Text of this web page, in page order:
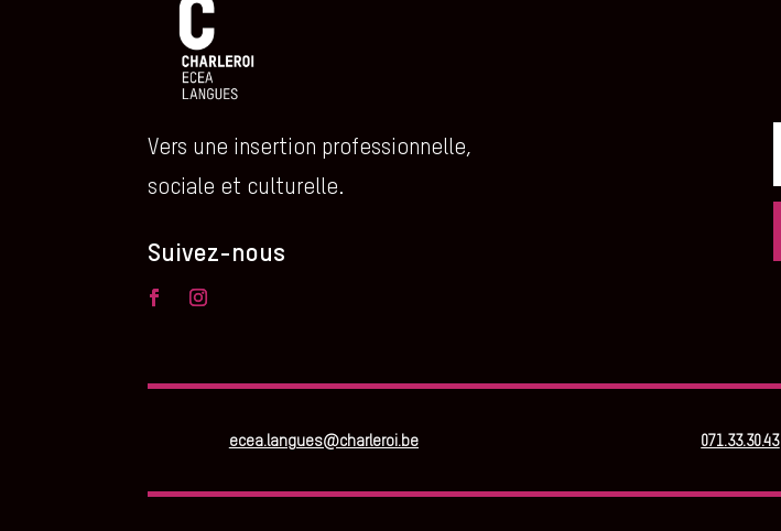
Vers une insertion professionnelle,
sociale et culturelle.
Suivez-nous
ecea.langues@charleroi.be 071.33.30.43